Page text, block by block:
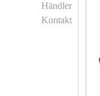
Händler
Kontakt